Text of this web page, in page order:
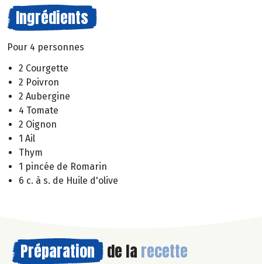
Ingrédients
Pour 4 personnes
2 Courgette
2 Poivron
2 Aubergine
4 Tomate
2 Oignon
1 Ail
Thym
1 pincée de Romarin
6 c. à s. de Huile d'olive
Préparation de la recette